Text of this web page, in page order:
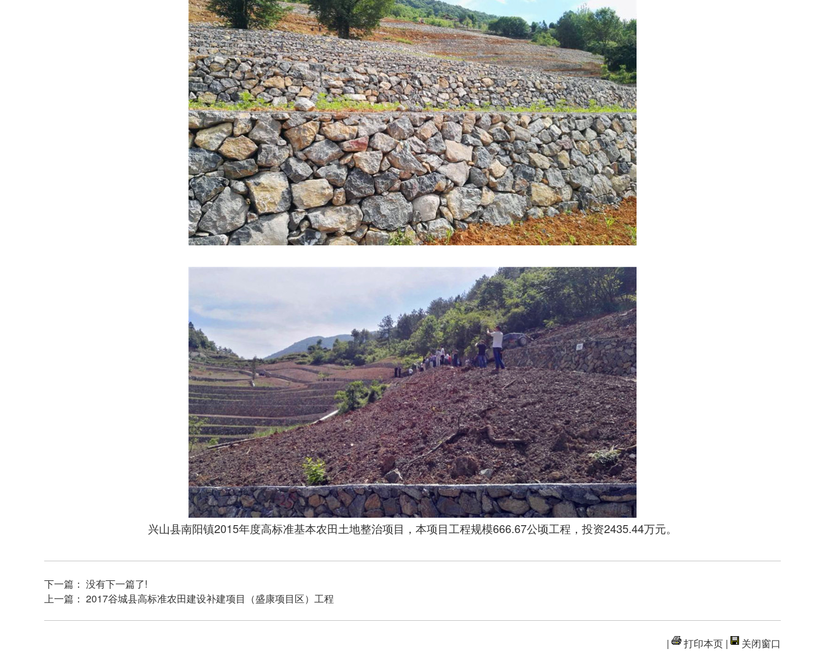
兴山县南阳镇2015年度高标准基本农田土地整治项目，本项目工程规模666.67公顷工程，投资2435.44万元。
下一篇： 没有下一篇了!
上一篇： 2017谷城县高标准农田建设补建项目（盛康项目区）工程
| 打印本页 | 关闭窗口